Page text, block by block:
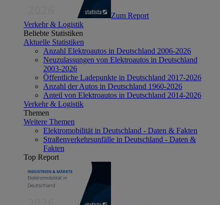
Zum Report
Verkehr & Logistik
Beliebte Statistiken
Aktuelle Statistiken
Anzahl Elektroautos in Deutschland 2006-2026
Neuzulassungen von Elektroautos in Deutschland
2003-2026
Öffentliche Ladepunkte in Deutschland 2017-2026
Anzahl der Autos in Deutschland 1960-2026
Anteil von Elektroautos in Deutschland 2014-2026
Verkehr & Logistik
Themen
Weitere Themen
Elektromobilität in Deutschland - Daten & Fakten
Straßenverkehrsunfälle in Deutschland - Daten &
Fakten
Top Report